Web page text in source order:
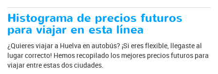
Histograma de precios futuros
para viajar en esta línea
¿Quieres viajar a Huelva en autobús? ¡Si eres flexible, llegaste al
lugar correcto! Hemos recopilado los mejores precios futuros para
viajar entre estas dos ciudades.